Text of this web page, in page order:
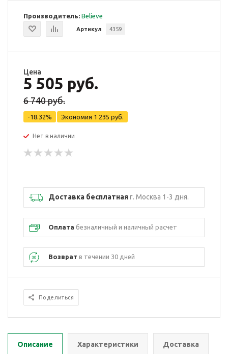
Производитель: Believe
Артикул 4359
Цена
5 505 руб.
6 740 руб.
-18.32% Экономия 1 235 руб.
Нет в наличии
Доставка бесплатнаяг. Москва 1-3 дня.
Оплата безналичный и наличный расчет
Возврат в течении 30 дней
Поделиться
Описание Характеристики Доставка